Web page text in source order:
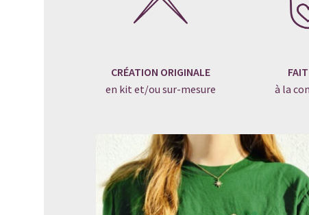
CRÉATION ORIGINALE
en kit et/ou sur-mesure
à la